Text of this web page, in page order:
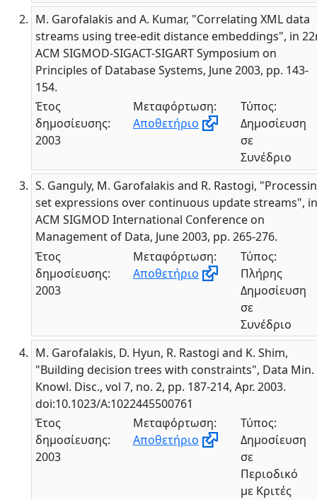
M. Garofalakis and A. Kumar, "Correlating XML data
streams using tree-edit distance embeddings", in
ACM SIGMOD-SIGACT-SIGART Symposium on
Principles of Database Systems, June 2003, pp. 143-
154.
Έτος
δημοσίευσης:
2003
Μεταφόρτωση:
Αποθετήριο
Τύπος:
Δημοσίευση
σε
Συνέδριο
S. Ganguly, M. Garofalakis and R. Rastogi,
set expressions over continuous update streams", in
ACM SIGMOD International Conference on
Management of Data, June 2003, pp. 265-276.
Έτος
δημοσίευσης:
2003
Μεταφόρτωση:
Αποθετήριο
Τύπος:
Πλήρης
Δημοσίευση
σε
Συνέδριο
M. Garofalakis, D. Hyun, R. Rastogi and K. Shim,
"Building decision trees with constraints", Data Min.
Knowl. Disc., vol 7, no. 2, pp. 187-214, Apr. 2003.
doi:10.1023/A:1022445500761
Έτος
δημοσίευσης:
2003
Μεταφόρτωση:
Αποθετήριο
Τύπος:
Δημοσίευση
σε
Περιοδικό
με Κριτές